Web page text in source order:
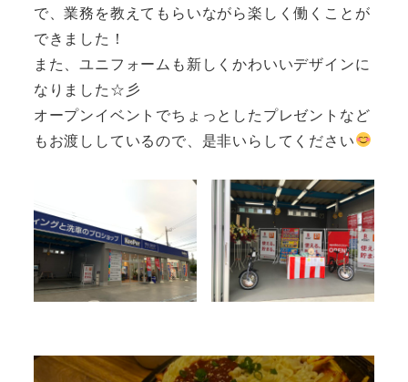
で、業務を教えてもらいながら楽しく働くことが
できました！
また、ユニフォームも新しくかわいいデザインに
なりました☆彡
オープンイベントでちょっとしたプレゼントなど
もお渡ししているので、是非いらしてください